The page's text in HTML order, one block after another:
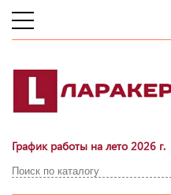
График работы на лето 2026 г.